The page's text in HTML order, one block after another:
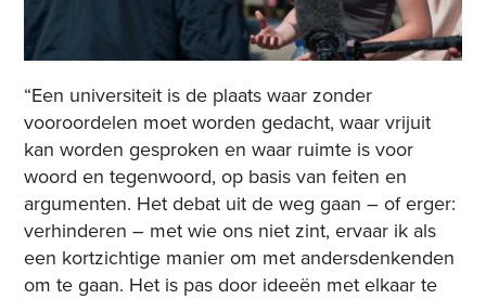
“Een universiteit is de plaats waar zonder
vooroordelen moet worden gedacht, waar vrijuit
kan worden gesproken en waar ruimte is voor
woord en tegenwoord, op basis van feiten en
argumenten. Het debat uit de weg gaan – of erger:
verhinderen – met wie ons niet zint, ervaar ik als
een kortzichtige manier om met andersdenkenden
om te gaan. Het is pas door ideeën met elkaar te